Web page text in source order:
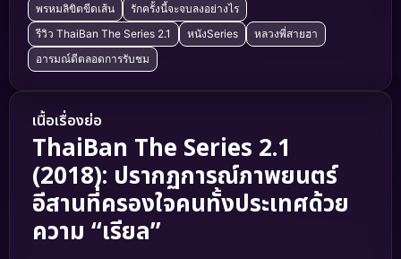
พรหมลิขิตขีดเส้น
รักครั้งนี้จะจบลงอย่างไร
รีวิว ThaiBan The Series 2.1
หนังSeries
หลวงพี่สายฮา
อารมณ์ดีตลอดการรับชม
เนื้อเรื่องย่อ
ThaiBan The Series 2.1
(2018): ปรากฏการณ์ภาพยนตร์
อีสานที่ครองใจคนทั้งประเทศด้วย
ความ “เรียล”